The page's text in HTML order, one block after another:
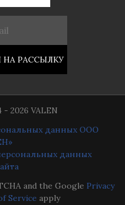
2026 VALEN
данных ООО
данных
and the Google Privacy
Service apply